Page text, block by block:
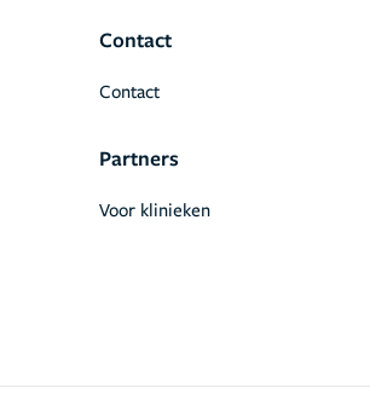
Contact
Contact
Partners
Voor klinieken